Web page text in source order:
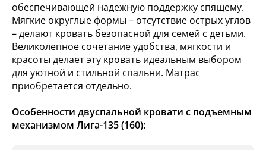
обеспечивающей надежную поддержку спящему.
Мягкие округлые формы – отсутствие острых углов
– делают кровать безопасной для семей с детьми.
Великолепное сочетание удобства, мягкости и
красоты делает эту кровать идеальным выбором
для уютной и стильной спальни. Матрас
приобретается отдельно.
Особенности двуспальной кровати с подъемным
механизмом Лига-135 (160):